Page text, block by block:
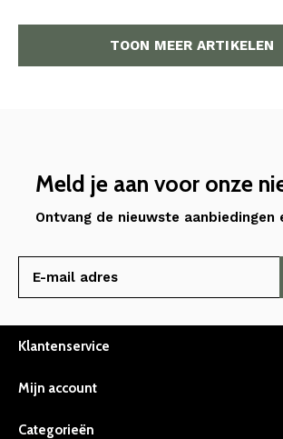
TOON MEER ARTIKELEN
Meld je aan voor onze
Ontvang de nieuwste aanbiedingen
Klantenservice
Mijn account
Categorieën